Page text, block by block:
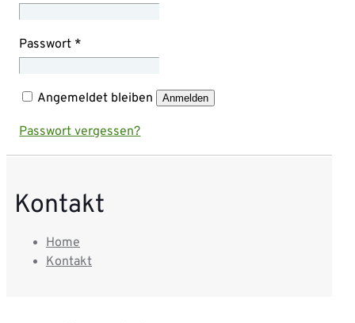
Passwort *
Angemeldet bleiben Anmelden
Passwort vergessen?
Kontakt
Home
Kontakt